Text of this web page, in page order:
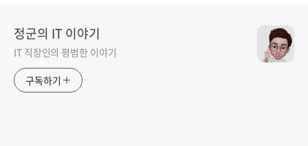
정군의 IT 이야기
IT 직장인의 평범한 이야기
구독하기